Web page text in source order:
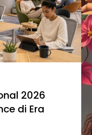
2026
di Era